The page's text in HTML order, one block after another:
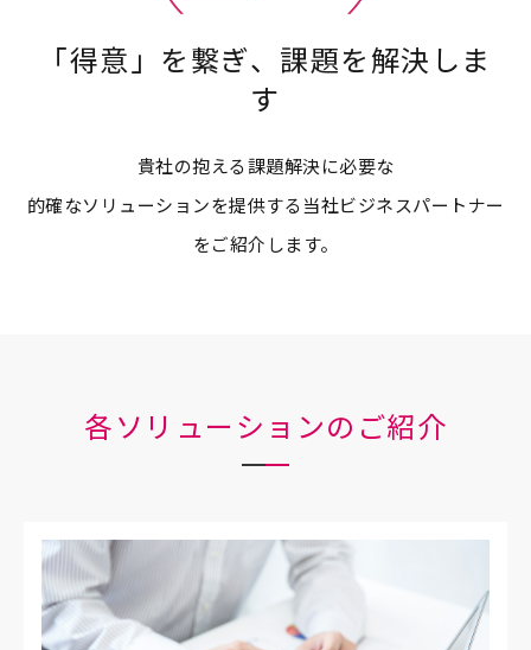
「得意」を繋ぎ、課題を解決しま
す
貴社の抱える課題解決に必要な
的確なソリューションを提供する当社ビジネスパートナー
をご紹介します。
各ソリューションのご紹介